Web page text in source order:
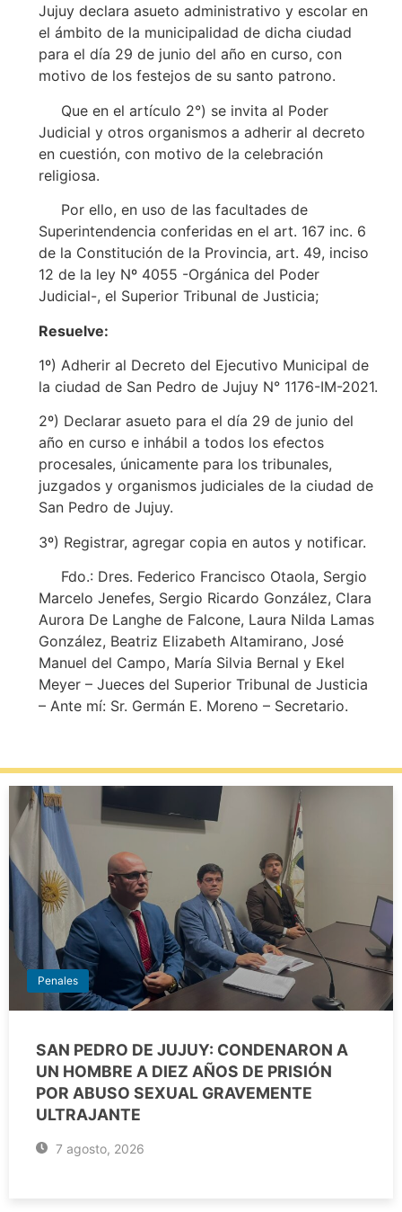
Jujuy declara asueto administrativo y escolar en
el ámbito de la municipalidad de dicha ciudad
para el día 29 de junio del año en curso, con
motivo de los festejos de su santo patrono.
Que en el artículo 2°) se invita al Poder
Judicial y otros organismos a adherir al decreto
en cuestión, con motivo de la celebración
religiosa.
Por ello, en uso de las facultades de
Superintendencia conferidas en el art. 167 inc. 6
de la Constitución de la Provincia, art. 49, inciso
12 de la ley Nº 4055 -Orgánica del Poder
Judicial-, el Superior Tribunal de Justicia;
Resuelve:
1º) Adherir al Decreto del Ejecutivo Municipal de
la ciudad de San Pedro de Jujuy N° 1176-IM-2021.
2º) Declarar asueto para el día 29 de junio del
año en curso e inhábil a todos los efectos
procesales, únicamente para los tribunales,
juzgados y organismos judiciales de la ciudad de
San Pedro de Jujuy.
3º) Registrar, agregar copia en autos y notificar.
Fdo.: Dres. Federico Francisco Otaola, Sergio
Marcelo Jenefes, Sergio Ricardo González, Clara
Aurora De Langhe de Falcone, Laura Nilda Lamas
González, Beatriz Elizabeth Altamirano, José
Manuel del Campo, María Silvia Bernal y Ekel
Meyer – Jueces del Superior Tribunal de Justicia
– Ante mí: Sr. Germán E. Moreno – Secretario.
Penales
SAN PEDRO DE JUJUY: CONDENARON A
UN HOMBRE A DIEZ AÑOS DE PRISIÓN
POR ABUSO SEXUAL GRAVEMENTE
ULTRAJANTE
7 agosto, 2026